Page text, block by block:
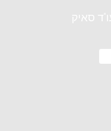
סאיק